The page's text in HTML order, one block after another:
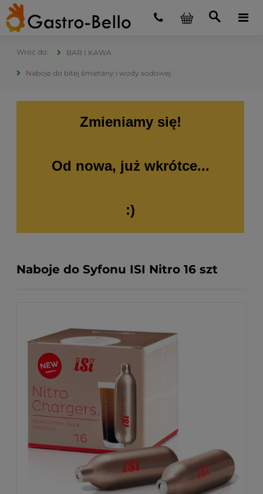
BAR I KAWA
Naboje do bitej śmietany i wody sodowej
Zmieniamy się!
Od nowa, już wkrótce...
:)
Naboje do Syfonu ISI Nitro 16 szt